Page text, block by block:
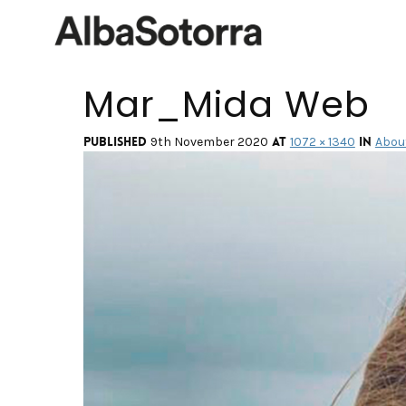
Mar_Mida Web
Published 9th November 2020 at 1072 × 1340 in